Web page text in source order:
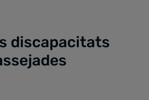
discapacitats